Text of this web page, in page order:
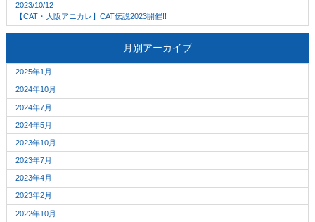
2023/10/12
【CAT・大阪アニカレ】CAT伝説2023開催!!
月別アーカイブ
2025年1月
2024年10月
2024年7月
2024年5月
2023年10月
2023年7月
2023年4月
2023年2月
2022年10月